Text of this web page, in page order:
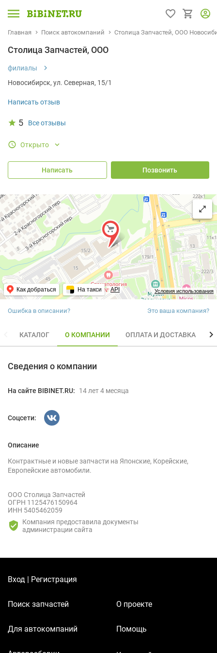
Главная Поиск автокомпаний Столица Запчастей, ООО
Столица Запчастей, ООО
филиалы
Новосибирск, ул. Северная, 15/1
Написать отзыв
5 Все отзывы
Открыто
Написать Позвонить
Условия использования
Как добраться На такси API
Ошибка в описании? Это ваша компания?
КАТАЛОГ О КОМПАНИИ ОПЛАТА И ДОСТАВКА
Сведения о компании
На сайте BIBINET.RU: 14 лет 4 месяца
Соцсети:
Описание
Контрактные и новые запчасти на Японские, Корейские,
Европейские автомобили.
ООО Столица Запчастей
ОГРН 1125476150964
ИНН 5405462059
Компания предоставила документы
администрации сайта
Вход | Регистрация
Поиск запчастей
Для автокомпаний
О проекте
Помощь